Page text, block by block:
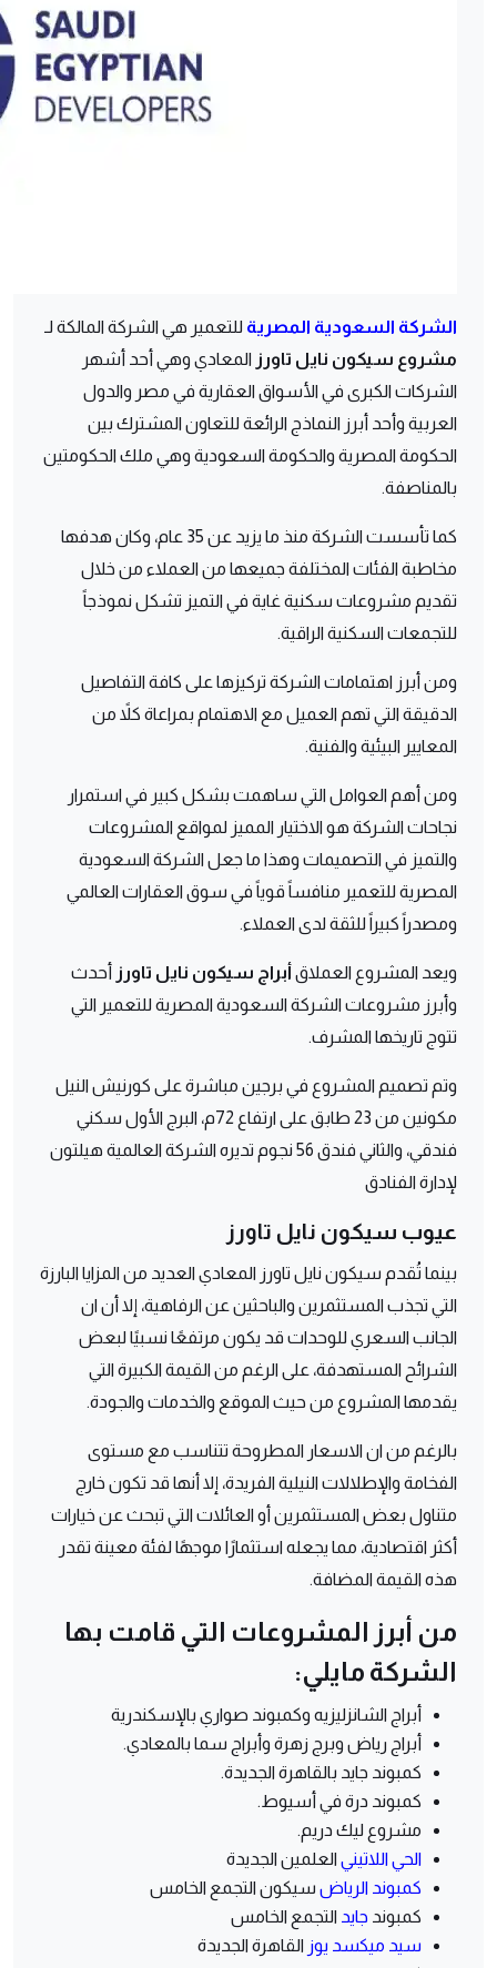
الشركة السعودية المصرية للتعمير هي الشركة المالكة لـ
مشروع سيكون نايل تاورز المعادي وهي أحد أشهر
الشركات الكبرى في الأسواق العقارية في مصر والدول
العربية وأحد أبرز النماذج الرائعة للتعاون المشترك بين
الحكومة المصرية والحكومة السعودية وهي ملك الحكومتين
بالمناصفة.
كما تأسست الشركة منذ ما يزيد عن 35 عام، وكان هدفها
مخاطبة الفئات المختلفة جميعها من العملاء من خلال
تقديم مشروعات سكنية غاية في التميز تشكل نموذجاً
للتجمعات السكنية الراقية.
ومن أبرز اهتمامات الشركة تركيزها على كافة التفاصيل
الدقيقة التي تهم العميل مع الاهتمام بمراعاة كلاً من
المعايير البيئية والفنية.
ومن أهم العوامل التي ساهمت بشكل كبير في استمرار
نجاحات الشركة هو الاختيار المميز لمواقع المشروعات
والتميز في التصميمات وهذا ما جعل الشركة السعودية
المصرية للتعمير منافساً قوياً في سوق العقارات العالمي
ومصدراً كبيراً للثقة لدى العملاء.
ويعد المشروع العملاق أبراج سيكون نايل تاورز أحدث
وأبرز مشروعات الشركة السعودية المصرية للتعمير التي
تتوج تاريخها المشرف.
وتم تصميم المشروع في برجين مباشرة على كورنيش النيل
مكونين من 23 طابق على ارتفاع 72م، البرج الأول سكني
فندقي، والثاني فندق 56 نجوم تديره الشركة العالمية هيلتون
لإدارة الفنادق
عيوب سيكون نايل تاورز
بينما تُقدم سيكون نايل تاورز المعادي العديد من المزايا البارزة
التي تجذب المستثمرين والباحثين عن الرفاهية، إلا أن ان
الجانب السعري للوحدات قد يكون مرتفعًا نسبيًا لبعض
الشرائح المستهدفة، على الرغم من القيمة الكبيرة التي
يقدمها المشروع من حيث الموقع والخدمات والجودة.
بالرغم من ان الاسعار المطروحة تتناسب مع مستوى
الفخامة والإطلالات النيلية الفريدة، إلا أنها قد تكون خارج
متناول بعض المستثمرين أو العائلات التي تبحث عن خيارات
أكثر اقتصادية، مما يجعله استثمارًا موجهًا لفئة معينة تقدر
هذه القيمة المضافة.
من أبرز المشروعات التي قامت بها
الشركة مايلي:
أبراج الشانزليزيه وكمبوند صواري بالإسكندرية
أبراج رياض وبرج زهرة وأبراج سما بالمعادي.
كمبوند جايد بالقاهرة الجديدة.
كمبوند درة في أسيوط.
مشروع ليك دريم.
الحي اللاتيني العلمين الجديدة
كمبوند الرياض سيكون التجمع الخامس
كمبوند جايد التجمع الخامس
سيد ميكسد يوز القاهرة الجديدة